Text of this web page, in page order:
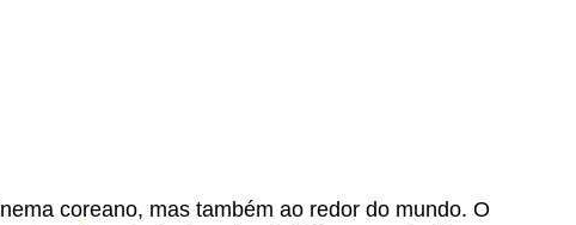
coreano, mas também ao redor do mundo. O